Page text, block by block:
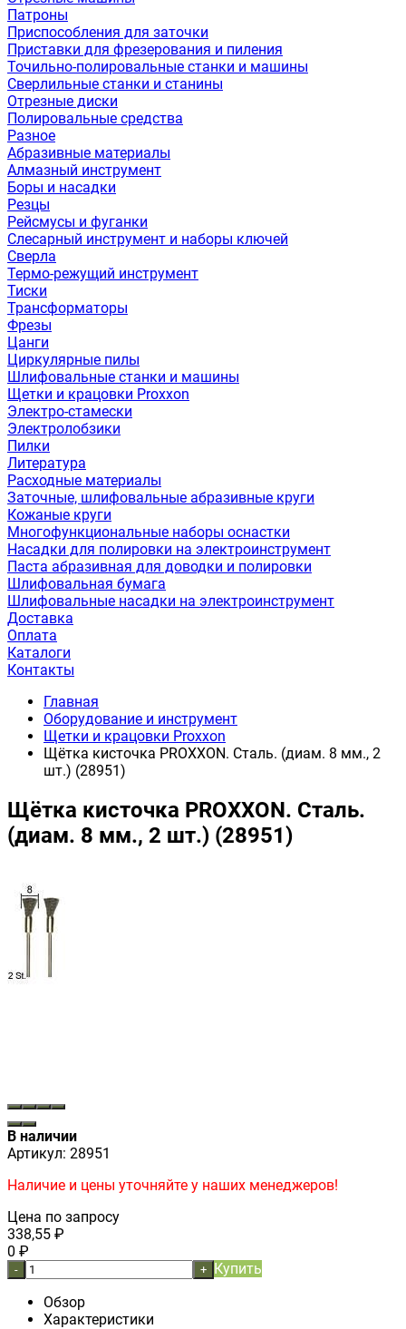
Патроны
Приспособления для заточки
Приставки для фрезерования и пиления
Точильно-полировальные станки и машины
Сверлильные станки и станины
Отрезные диски
Полировальные средства
Разное
Абразивные материалы
Алмазный инструмент
Боры и насадки
Резцы
Рейсмусы и фуганки
Слесарный инструмент и наборы ключей
Сверла
Термо-режущий инструмент
Тиски
Трансформаторы
Фрезы
Цанги
Циркулярные пилы
Шлифовальные станки и машины
Щетки и крацовки Proxxon
Электро-стамески
Электролобзики
Пилки
Литература
Расходные материалы
Заточные, шлифовальные абразивные круги
Кожаные круги
Многофункциональные наборы оснастки
Насадки для полировки на электроинструмент
Паста абразивная для доводки и полировки
Шлифовальная бумага
Шлифовальные насадки на электроинструмент
Доставка
Оплата
Каталоги
Контакты
Главная
Оборудование и инструмент
Щетки и крацовки Proxxon
Щётка кисточка PROXXON. Сталь. (диам. 8 мм., 2
шт.) (28951)
Щётка кисточка PROXXON. Сталь.
(диам. 8 мм., 2 шт.) (28951)
В наличии
Артикул: 28951
Наличие и цены уточняйте у наших менеджеров!
Цена по запросу
338,55 ₽
0 ₽
- + Купить
Обзор
Характеристики